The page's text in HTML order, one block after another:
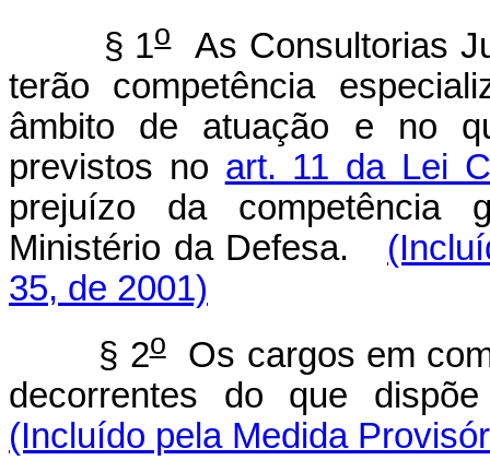
§ 1oAs Consultorias
terão competência
âmbito de atuação e no
previstos no art. 11 da Lei
prejuízo da competência
Ministério da Defesa.
35, de 2001)
§ 2oOs cargos em
decorrentes do que
(Incluído pela Medida